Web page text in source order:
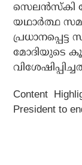
സെലന്‍സ്‌കി
യഥാര്‍ത്ഥ
മോദിയുടെ
Content
President to